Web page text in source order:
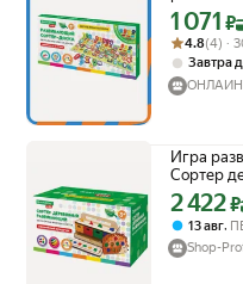
Цена с
1 071 ₽
Рейтинг
Оценок: (4)
4.8(4) ·
Завтра
Игра
Сортер
Цена с
2 422₽
13 авг,
Shop-